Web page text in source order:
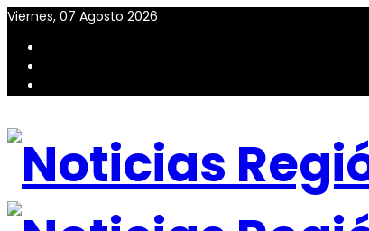
Viernes, 07 Agosto 2026